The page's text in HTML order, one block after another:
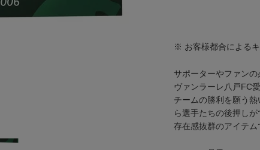
※ お客様都合による
サポーターやファン
ヴァンラーレ八戸FC
チームの勝利を願う
ら選手たちの後押し
存在感抜群のアイテム